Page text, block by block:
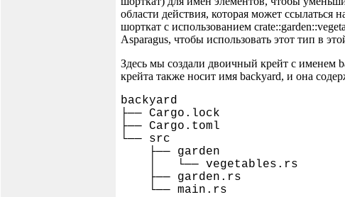
области действия, которая может ссылаться
шорткат с использованием
Asparagus, чтобы использовать этот тип в
Здесь мы создали двоичный крейт с именем
крейта также носит имя backyard, и она
backyard
├── Cargo.lock
├── Cargo.toml
└── src
├── garden
│ └── vegetables.rs
├── garden.rs
└── main.rs